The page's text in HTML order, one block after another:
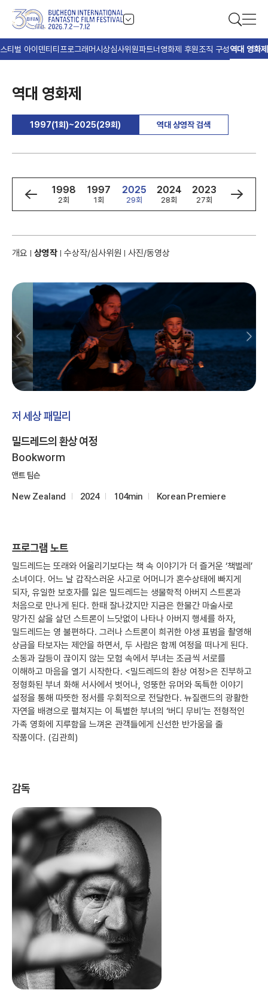
티벌 아이덴티티 프로그래머시상심사위원파트너 영화제 후원조직 구성역대 영화제
역대 영화제
1997(1회)~2025(29회) 역대 상영작 검색
1999
3회
1998
2회
1997
1회
2025
29회
2024
28회
2023
27회
2022
26회
개요 상영작 수상작/심사위원 사진/동영상
저 세상 패밀리
밀드레드의 환상 여정
Bookworm
앤트 팀슨
New Zealand 2024 104min Korean Premiere
프로그램 노트
밀드레드는 또래와 어울리기보다는 책 속 이야기가 더 즐거운 ‘책벌레’
소녀이다. 어느 날 갑작스러운 사고로 어머니가 혼수상태에 빠지게
되자, 유일한 보호자를 잃은 밀드레드는 생물학적 아버지 스트론과
처음으로 만나게 된다. 한때 잘나갔지만 지금은 한물간 마술사로
망가진 삶을 살던 스트론이 느닷없이 나타나 아버지 행세를 하자,
밀드레드는 영 불편하다. 그러나 스트론이 희귀한 야생 표범을 촬영해
상금을 타보자는 제안을 하면서, 두 사람은 함께 여정을 떠나게 된다.
소동과 갈등이 끊이지 않는 모험 속에서 부녀는 조금씩 서로를
이해하고 마음을 열기 시작한다. <밀드레드의 환상 여정>은 진부하고
정형화된 부녀 화해 서사에서 벗어나, 엉뚱한 유머와 독특한 이야기
설정을 통해 따뜻한 정서를 우회적으로 전달한다. 뉴질랜드의 광활한
자연을 배경으로 펼쳐지는 이 특별한 부녀의 ‘버디 무비’는 전형적인
가족 영화에 지루함을 느껴온 관객들에게 신선한 반가움을 줄
작품이다. (김관희)
감독